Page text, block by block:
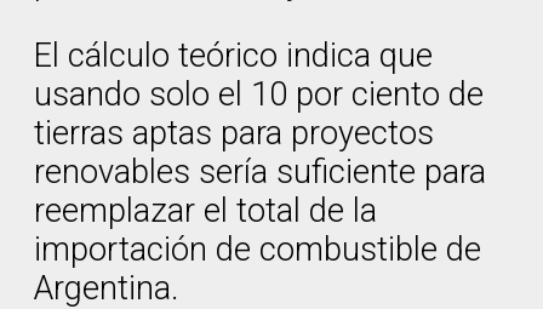
El cálculo teórico indica que
usando solo el 10 por ciento de
tierras aptas para proyectos
renovables sería suficiente para
reemplazar el total de la
importación de combustible de
Argentina.